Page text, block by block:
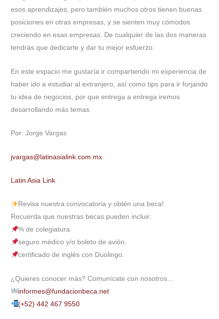
esos aprendizajes, pero también muchos otros tienen buenas
posiciones en otras empresas, y se sienten muy cómodos
creciendo en esas empresas. De cualquier de las dos maneras
tendrás que dedicarte y dar tu mejor esfuerzo.
En este espacio me gustaría ir compartiendo mi experiencia de
haber ido a estudiar al extranjero, así como tips para ir forjando
tu idea de negocios, por que entrega a entrega iremos
desarrollando más temas.
Por: Jorge Vargas
jvargas@latinasialink.com.mx
Latin Asia Link
Revisa nuestra convocatoria y obtén una beca!
Recuerda que nuestras becas pueden incluir:
% de colegiatura.
seguro médico y/o boleto de avión.
certificado de inglés con Duolingo.
¿Quieres conocer más? Comunícate con nosotros…
informes@fundacionbeca.net
(+52) 442 467 9550